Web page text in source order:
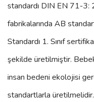
standardı DIN EN 71-
fabrikalarında AB
Standardı 1. Sınıf
şekilde üretilmiştir.
insan bedeni ekolojisi
standartlarla